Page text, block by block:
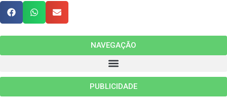
NAVEGAÇÃO
PUBLICIDADE